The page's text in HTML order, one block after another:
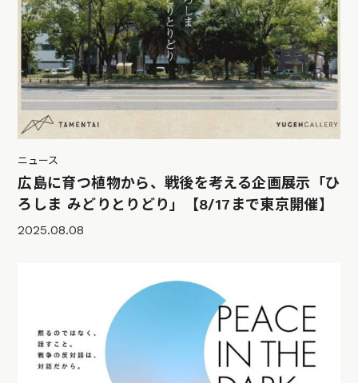
ニュース
広島に育つ植物から、戦後を考える企画展示「ひ
ろしま みどりとりどり」【8/17まで東京開催】
2025.08.08